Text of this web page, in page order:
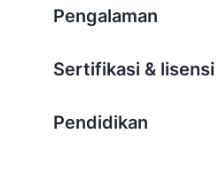
Pengalaman
Sertifikasi & lisensi
Pendidikan